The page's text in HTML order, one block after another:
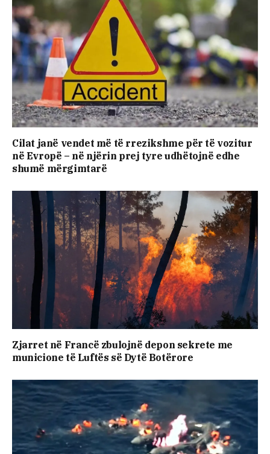
Cilat janë vendet më të rrezikshme për të vozitur
në Evropë – në njërin prej tyre udhëtojnë edhe
shumë mërgimtarë
Zjarret në Francë zbulojnë depon sekrete me
municione të Luftës së Dytë Botërore